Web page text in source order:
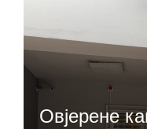
Овјерене